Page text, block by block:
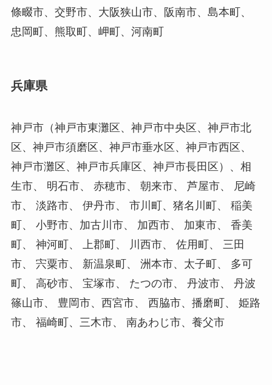
條畷市、交野市、大阪狭山市、阪南市、島本町、
忠岡町、熊取町、岬町、河南町
兵庫県
神戸市（神戸市東灘区、神戸市中央区、神戸市北
区、神戸市須磨区、神戸市垂水区、神戸市西区、
神戸市灘区、神戸市兵庫区、神戸市長田区）、相
生市、 明石市、 赤穂市、 朝来市、 芦屋市、 尼崎
市、 淡路市、 伊丹市、 市川町、猪名川町、 稲美
町、 小野市、加古川市、 加西市、 加東市、 香美
町、 神河町、 上郡町、 川西市、 佐用町、 三田
市、 宍粟市、 新温泉町、 洲本市、太子町、 多可
町、 高砂市、 宝塚市、 たつの市、 丹波市、 丹波
篠山市、 豊岡市、西宮市、 西脇市、播磨町、 姫路
市、 福崎町、三木市、 南あわじ市、養父市